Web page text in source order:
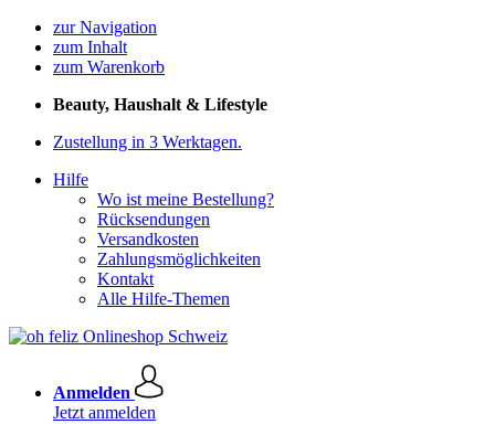
zur Navigation
zum Inhalt
zum Warenkorb
Beauty, Haushalt & Lifestyle
Zustellung in 3 Werktagen.
Hilfe
Wo ist meine Bestellung?
Rücksendungen
Versandkosten
Zahlungsmöglichkeiten
Kontakt
Alle Hilfe-Themen
Anmelden
Jetzt anmelden